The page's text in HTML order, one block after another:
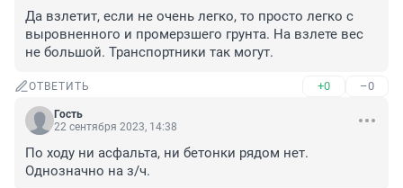
Да взлетит, если не очень легко, то просто легко с
выровненного и промерзшего грунта. На взлете вес
не большой. Транспортники так могут.
ОТВЕТИТЬ +0 –0
Гость
22 сентября 2023, 14:38
По ходу ни асфальта, ни бетонки рядом нет.
Однозначно на з/ч.